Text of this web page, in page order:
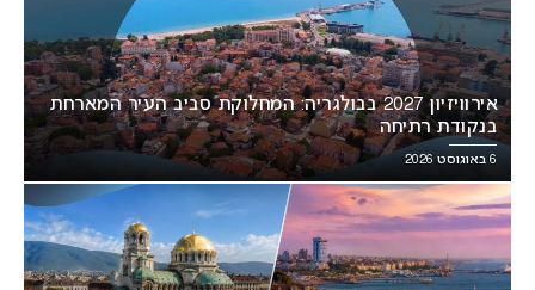
אירוויזיון 2027 בבולגריה: המחלוקת סביב העיר המארחת
בנקודת רתיחה
6 באוגוסט 2026